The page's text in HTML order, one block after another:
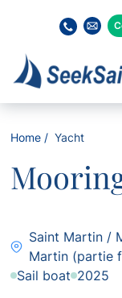
Home Yacht
Saint Martin /
Martin (partie
Sail boat 2025